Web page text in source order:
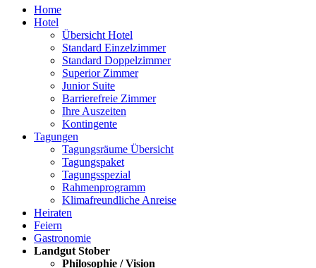
Home
Hotel
Übersicht Hotel
Standard Einzelzimmer
Standard Doppelzimmer
Superior Zimmer
Junior Suite
Barrierefreie Zimmer
Ihre Auszeiten
Kontingente
Tagungen
Tagungsräume Übersicht
Tagungspaket
Tagungsspezial
Rahmenprogramm
Klimafreundliche Anreise
Heiraten
Feiern
Gastronomie
Landgut Stober
Philosophie / Vision